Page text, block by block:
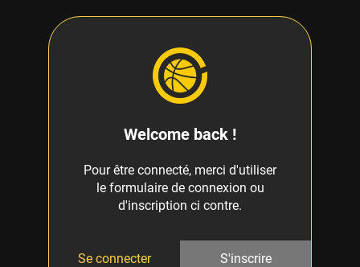
Welcome back !
Pour être connecté, merci d'utiliser
le formulaire de connexion ou
d'inscription ci contre.
Se connecter S'inscrire